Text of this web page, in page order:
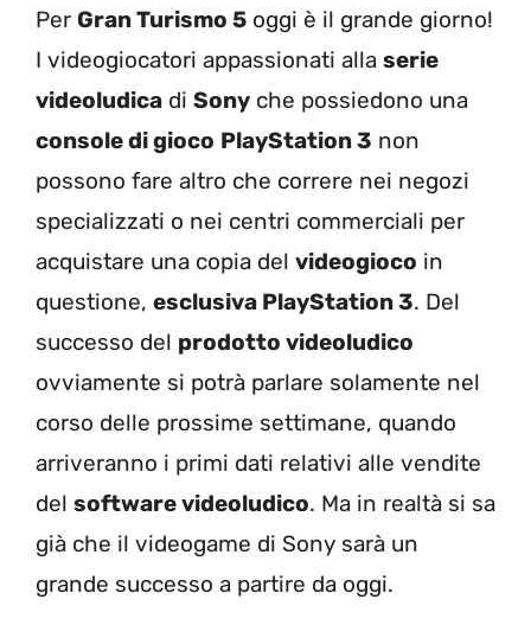
Per Gran Turismo 5 oggi è il grande giorno!
I videogiocatori appassionati alla serie
videoludica di Sony che possiedono una
console di gioco PlayStation 3 non
possono fare altro che correre nei negozi
specializzati o nei centri commerciali per
acquistare una copia del videogioco in
questione, esclusiva PlayStation 3. Del
successo del prodotto videoludico
ovviamente si potrà parlare solamente nel
corso delle prossime settimane, quando
arriveranno i primi dati relativi alle vendite
del software videoludico. Ma in realtà si sa
già che il videogame di Sony sarà un
grande successo a partire da oggi.